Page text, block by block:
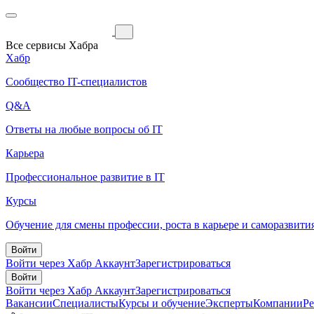
Все сервисы Хабра
Хабр
Сообщество IT-специалистов
Q&A
Ответы на любые вопросы об IT
Карьера
Профессиональное развитие в IT
Курсы
Обучение для смены профессии, роста в карьере и
Войти
Войти через Хабр АккаунтЗарегистрироваться
Войти
Войти через Хабр АккаунтЗарегистрироваться
ВакансииСпециалистыКурсы и обучениеЭкспертыКомпании